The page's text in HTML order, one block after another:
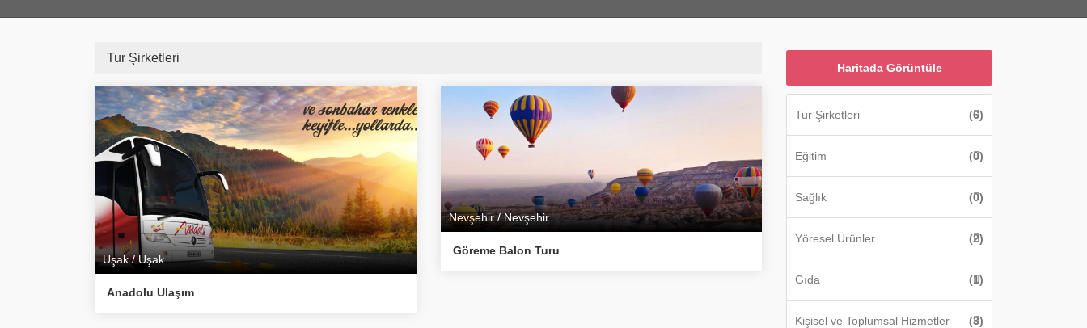
Tur Şirketleri
Uşak / Uşak
Anadolu Ulaşım
Nevşehir / Nevşehir
Göreme Balon Turu
Haritada Görüntüle
Tur Şirketleri (6)
Eğitim (0)
Sağlık (0)
Yöresel Ürünler (2)
Gıda (1)
Kişisel ve Toplumsal Hizmetler (3)